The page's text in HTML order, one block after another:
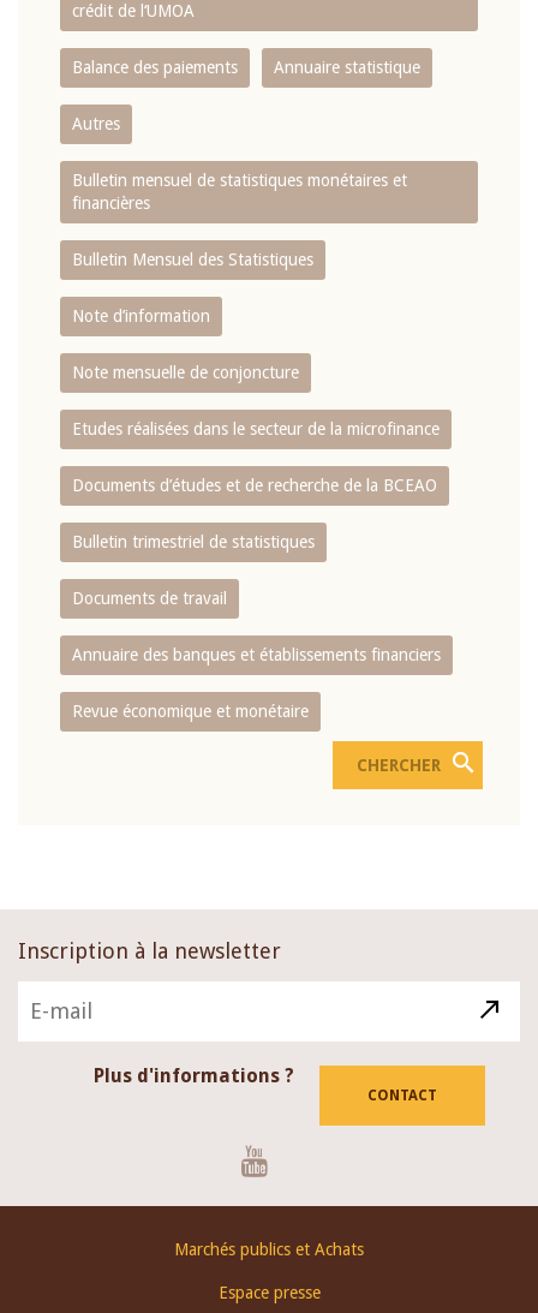
crédit de l‘UMOA
Balance des paiements Annuaire statistique
Autres
Bulletin mensuel de statistiques monétaires et
financières
Bulletin Mensuel des Statistiques
Note d’information
Note mensuelle de conjoncture
Etudes réalisées dans le secteur de la microfinance
Documents d’études et de recherche de la BCEAO
Bulletin trimestriel de statistiques
Documents de travail
Annuaire des banques et établissements financiers
Revue économique et monétaire
Inscription à la newsletter
Plus d'informations ?
CONTACT
Marchés publics et Achats
Espace presse